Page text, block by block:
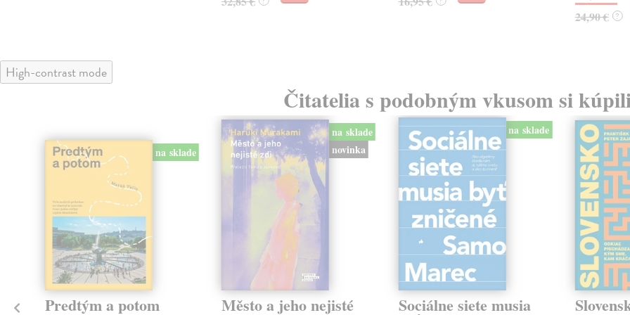
24,90 € ?
High-contrast mode
Čitatelia s podobným vkusom si
na sklade
Predtým a potom
na sklade
novinka
Město a jeho nejisté
na sklade
Sociálne siete musia